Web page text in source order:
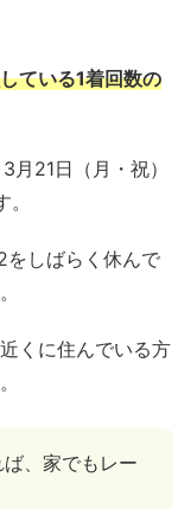
ている1着回数の
21日（月・祝）
をしばらく休んで
くに住んでいる方
、家でもレー